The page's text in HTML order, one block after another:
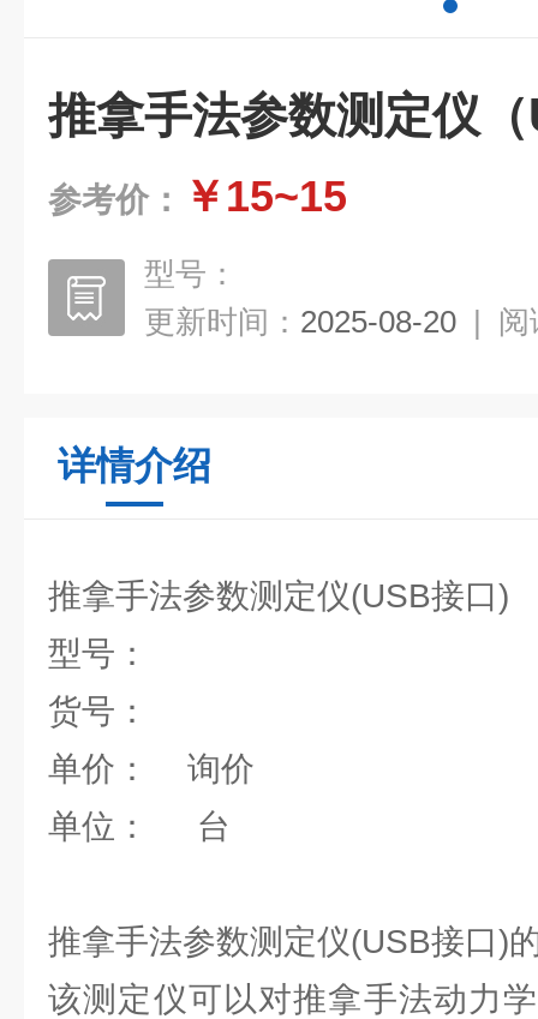
推拿手法参数测定仪
参考价： ￥15~15
型号：
更新时间： 2025-08-20 | 阅
详情介绍
推拿手法参数测定仪(USB接口)
型号：
货号：
单价： 询价
单位： 台
推拿手法参数测定仪(USB接口)
该测定仪可以对推拿手法动力